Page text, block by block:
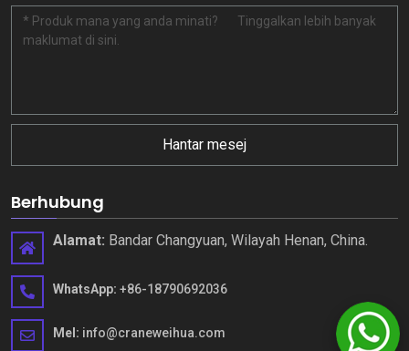
Hantar mesej
Berhubung
Alamat: Bandar Changyuan, Wilayah Henan, China.
WhatsApp: +86-18790692036
Mel: info@craneweihua.com